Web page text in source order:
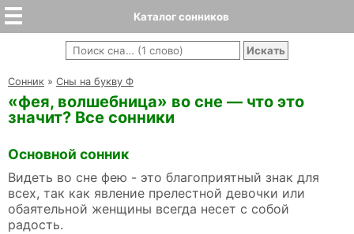
Каталог сонников
Cонник » Сны на букву Ф
«фея, волшебница» во сне — что это
значит? Все сонники
Основной сонник
Видеть во сне фею - это благоприятный знак для
всех, так как явление прелестной девочки или
обаятельной женщины всегда несет с собой
радость.